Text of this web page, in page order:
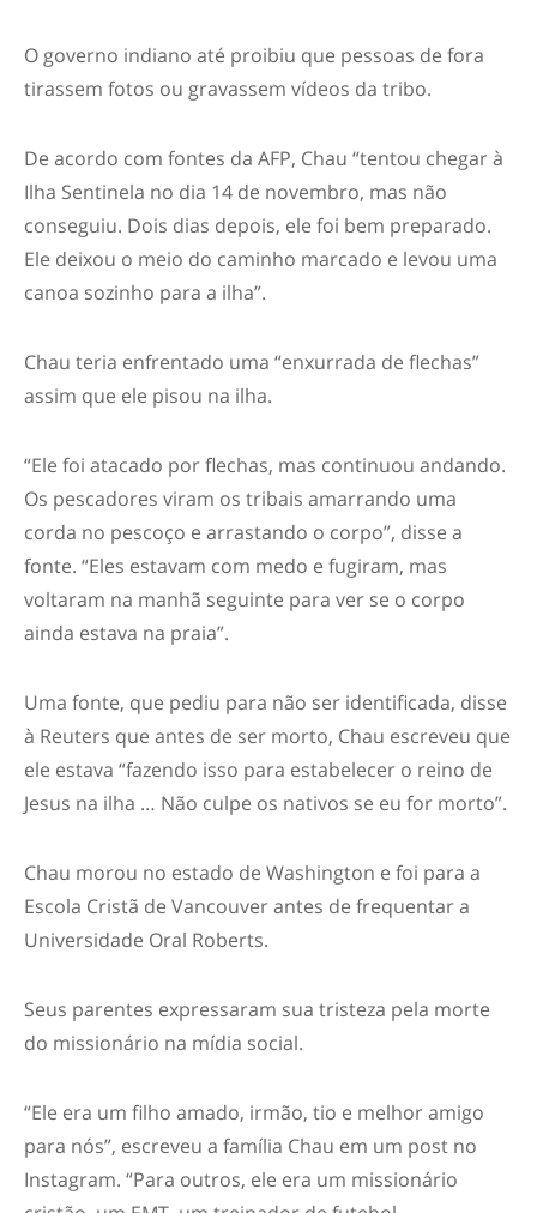
O governo indiano até proibiu que pessoas de fora
tirassem fotos ou gravassem vídeos da tribo.
De acordo com fontes da AFP, Chau “tentou chegar à
Ilha Sentinela no dia 14 de novembro, mas não
conseguiu. Dois dias depois, ele foi bem preparado.
Ele deixou o meio do caminho marcado e levou uma
canoa sozinho para a ilha”.
Chau teria enfrentado uma “enxurrada de flechas”
assim que ele pisou na ilha.
“Ele foi atacado por flechas, mas continuou andando.
Os pescadores viram os tribais amarrando uma
corda no pescoço e arrastando o corpo”, disse a
fonte. “Eles estavam com medo e fugiram, mas
voltaram na manhã seguinte para ver se o corpo
ainda estava na praia”.
Uma fonte, que pediu para não ser identificada, disse
à Reuters que antes de ser morto, Chau escreveu que
ele estava “fazendo isso para estabelecer o reino de
Jesus na ilha … Não culpe os nativos se eu for morto”.
Chau morou no estado de Washington e foi para a
Escola Cristã de Vancouver antes de frequentar a
Universidade Oral Roberts.
Seus parentes expressaram sua tristeza pela morte
do missionário na mídia social.
“Ele era um filho amado, irmão, tio e melhor amigo
para nós”, escreveu a família Chau em um post no
Instagram. “Para outros, ele era um missionário